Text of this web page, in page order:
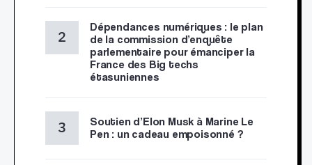
Dépendances numériques : le plan
de la commission d’enquête
parlementaire pour émanciper la
France des Big techs
étasuniennes
Soutien d’Elon Musk à Marine Le
Pen : un cadeau empoisonné ?